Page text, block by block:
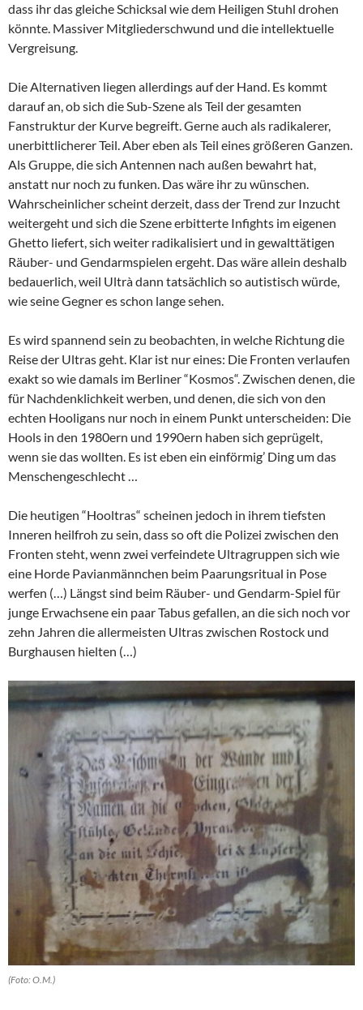
dass ihr das gleiche Schicksal wie dem Heiligen Stuhl drohen
könnte. Massiver Mitgliederschwund und die intellektuelle
Vergreisung.
Die Alternativen liegen allerdings auf der Hand. Es kommt
darauf an, ob sich die Sub-Szene als Teil der gesamten
Fanstruktur der Kurve begreift. Gerne auch als radikalerer,
unerbittlicherer Teil. Aber eben als Teil eines größeren Ganzen.
Als Gruppe, die sich Antennen nach außen bewahrt hat,
anstatt nur noch zu funken. Das wäre ihr zu wünschen.
Wahrscheinlicher scheint derzeit, dass der Trend zur Inzucht
weitergeht und sich die Szene erbitterte Infights im eigenen
Ghetto liefert, sich weiter radikalisiert und in gewalttätigen
Räuber- und Gendarmspielen ergeht. Das wäre allein deshalb
bedauerlich, weil Ultrà dann tatsächlich so autistisch würde,
wie seine Gegner es schon lange sehen.
Es wird spannend sein zu beobachten, in welche Richtung die
Reise der Ultras geht. Klar ist nur eines: Die Fronten verlaufen
exakt so wie damals im Berliner “Kosmos“. Zwischen denen, die
für Nachdenklichkeit werben, und denen, die sich von den
echten Hooligans nur noch in einem Punkt unterscheiden: Die
Hools in den 1980ern und 1990ern haben sich geprügelt,
wenn sie das wollten. Es ist eben ein einförmig’ Ding um das
Menschengeschlecht …
Die heutigen “Hooltras“ scheinen jedoch in ihrem tiefsten
Inneren heilfroh zu sein, dass so oft die Polizei zwischen den
Fronten steht, wenn zwei verfeindete Ultragruppen sich wie
eine Horde Pavianmännchen beim Paarungsritual in Pose
werfen (…) Längst sind beim Räuber- und Gendarm-Spiel für
junge Erwachsene ein paar Tabus gefallen, an die sich noch vor
zehn Jahren die allermeisten Ultras zwischen Rostock und
Burghausen hielten (…)
(Foto: O.M.)